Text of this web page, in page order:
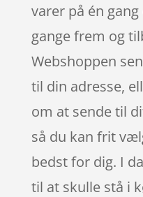
varer på én
gange frem og
Webshoppen
til din adresse,
om at sende til
så du kan frit
bedst for dig. I
til at skulle stå i